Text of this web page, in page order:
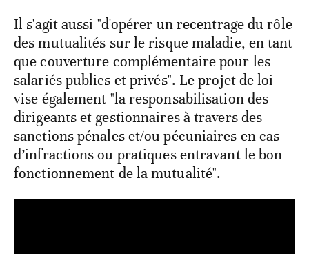
Il s'agit aussi "d'opérer un recentrage du rôle
des mutualités sur le risque maladie, en tant
que couverture complémentaire pour les
salariés publics et privés". Le projet de loi
vise également "la responsabilisation des
dirigeants et gestionnaires à travers des
sanctions pénales et/ou pécuniaires en cas
d’infractions ou pratiques entravant le bon
fonctionnement de la mutualité".